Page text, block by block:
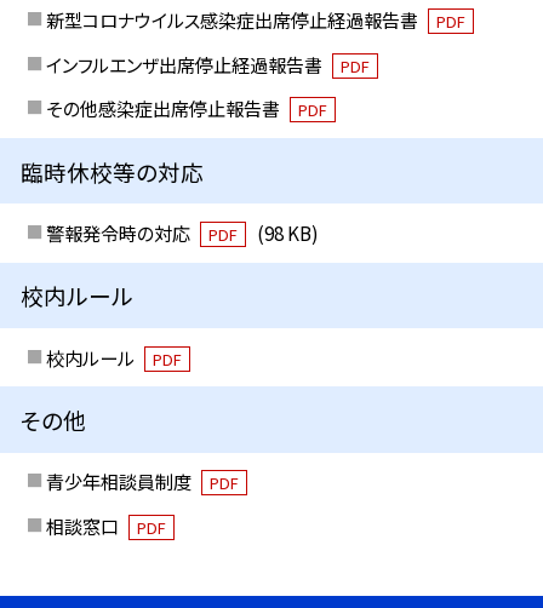
新型コロナウイルス感染症出席停止経過報告書 PDF
インフルエンザ出席停止経過報告書 PDF
その他感染症出席停止報告書 PDF
臨時休校等の対応
警報発令時の対応 PDF (98 KB)
校内ルール
校内ルール PDF
その他
青少年相談員制度 PDF
相談窓口 PDF